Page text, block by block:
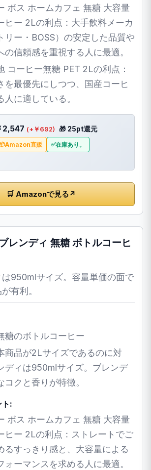
ボス ホームカフェ 無糖 大容量
ヒー 2Lの利点：大手飲料メーカ
リー・BOSS）の安定した品質や
の信頼感を重視する人に最適。
コーヒー無糖 PET 2Lの利点：
を最優先にしつつ、国産コーヒ
人に適している。
2,547 (+￥692) 🎁 25pt還元
Amazon直販 在庫あり。
🛒 Amazonで見る ↗
レンディ 無糖 ボトルコーヒ
は950mlサイズ。容量単価の面で
有利。
糖のボトルコーヒー
商品が2Lサイズであるのに対
ディは950mlサイズ。ブレンデ
コクと香りが特徴。
ト:
ボス ホームカフェ 無糖 大容量
ヒー 2Lの利点：ストレートでご
るすっきり感と、大容量による
ォーマンスを求める人に最適。